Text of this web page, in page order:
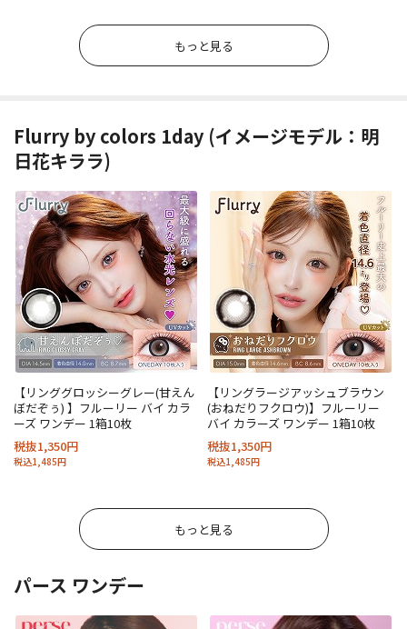
もっと見る
Flurry by colors 1day (イメージモデル：明
日花キララ)
【リンググロッシーグレー(甘えん
ぼだぞぅ) 】フルーリー バイ カラ
ーズ ワンデー 1箱10枚
税抜1,350円
税込1,485円
【リングラージアッシュブラウン
(おねだりフクロウ)】フルーリー
バイ カラーズ ワンデー 1箱10枚
税抜1,350円
税込1,485円
もっと見る
パース ワンデー